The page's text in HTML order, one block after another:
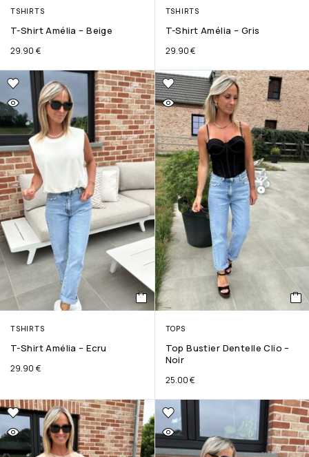
TSHIRTS
T-Shirt Amélia – Beige
29.90 €
TSHIRTS
T-Shirt Amélia – Gris
29.90€
TSHIRTS
T-Shirt Amélia – Ecru
29.90 €
TOPS
Top Bustier Dentelle Clio –
Noir
25.00€